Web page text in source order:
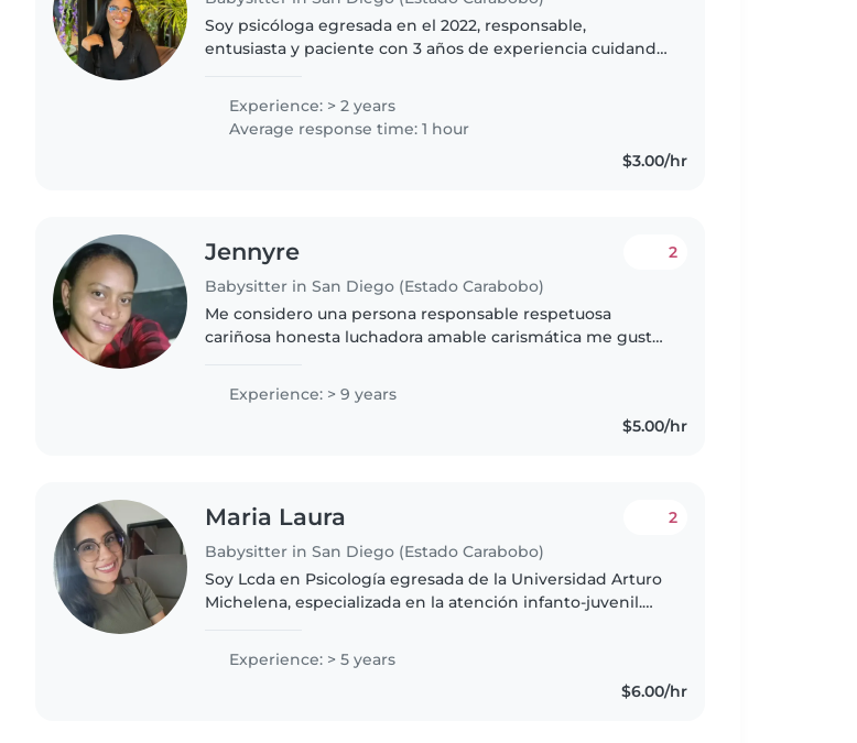
Soy psicóloga egresada en el 2022, responsable,
entusiasta y paciente con 3 años de experiencia cuidando
adolescentes. Me encanta leer..
Experience: > 2 years
Average response time: 1 hour
$3.00/hr
Jennyre
Babysitter in San Diego (Estado Carabobo)
2
Me considero una persona responsable respetuosa
cariñosa honesta luchadora amable carismática me gusta
desde que tenía 18 años de..
Experience: > 9 years
$5.00/hr
Maria Laura
Babysitter in San Diego (Estado Carabobo)
2
Soy Lcda en Psicología egresada de la Universidad Arturo
Michelena, especializada en la atención infanto-juvenil.
Experience: > 5 years
$6.00/hr